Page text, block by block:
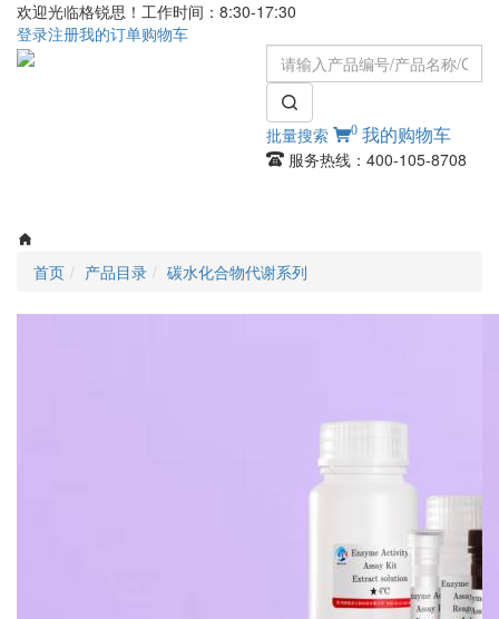
欢迎光临格锐思！工作时间：8:30-17:30
登录注册我的订单购物车
批量搜索 0 我的购物车
服务热线：400-105-8708
首页 产品目录 碳水化合物代谢系列